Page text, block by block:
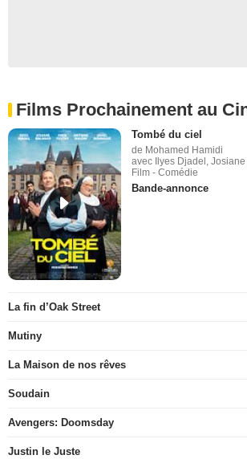
Films Prochainement au
Tombé du ciel
de Mohamed Hamidi
avec Ilyes Djadel,
Film - Comédie
Bande-annonce
La fin d’Oak Street
Mutiny
La Maison de nos rêves
Soudain
Avengers: Doomsday
Justin le Juste